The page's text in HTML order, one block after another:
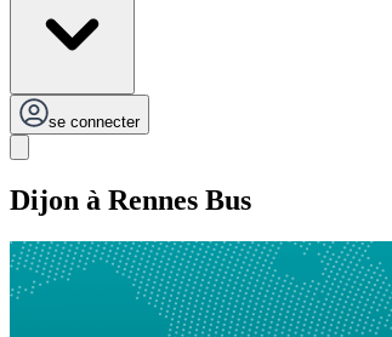
se connecter
Dijon à Rennes Bus